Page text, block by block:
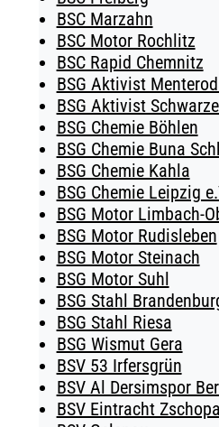
BSC Marzahn
BSC Motor Rochlitz
BSC Rapid Chemnitz
BSG Aktivist
BSG Aktivist
BSG Chemie Böhlen
BSG Chemie Buna
BSG Chemie Kahla
BSG Chemie Leipzig
BSG Motor Limbach-
BSG Motor Rudisleben
BSG Motor Steinach
BSG Motor Suhl
BSG Stahl
BSG Stahl Riesa
BSG Wismut Gera
BSV 53 Irfersgrün
BSV Al Dersimspor
BSV Eintracht